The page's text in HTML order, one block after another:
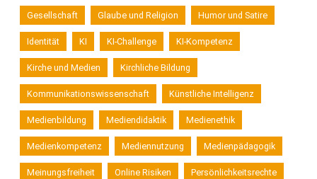
Gesellschaft Glaube und Religion Humor und Satire
Identität KI KI-Challenge KI-Kompetenz
Kirche und Medien Kirchliche Bildung
Kommunikationswissenschaft Künstliche Intelligenz
Medienbildung Mediendidaktik Medienethik
Medienkompetenz Mediennutzung Medienpädagogik
Meinungsfreiheit Online Risiken Persönlichkeitsrechte